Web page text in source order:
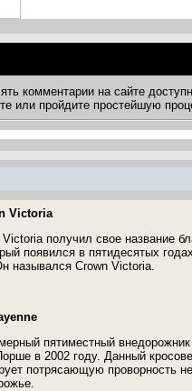
комментарии на сайте
или пройдите простейшую
Victoria
Victoria получил свое название
появился в пятидесятых
назывался Crown Victoria.
пятиместный
в 2002 году. Данный
потрясающую проворность